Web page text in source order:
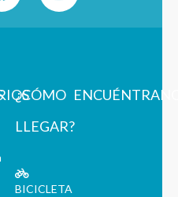
¿CÓMO
LLEGAR?
BICICLETA